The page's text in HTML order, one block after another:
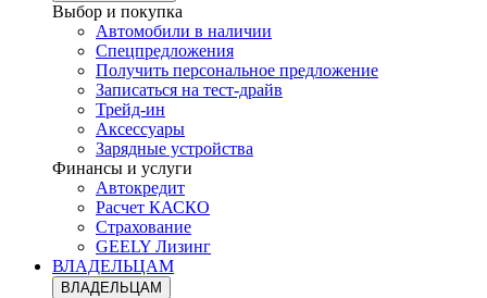
Выбор и покупка
Автомобили в наличии
Спецпредложения
Получить персональное предложение
Записаться на тест-драйв
Трейд-ин
Аксессуары
Зарядные устройства
Финансы и услуги
Автокредит
Расчет КАСКО
Страхование
GEELY Лизинг
ВЛАДЕЛЬЦАМ
ВЛАДЕЛЬЦАМ